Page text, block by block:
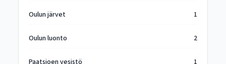
Oulun järvet 1
Oulun luonto 2
Paatsjoen vesistö 1